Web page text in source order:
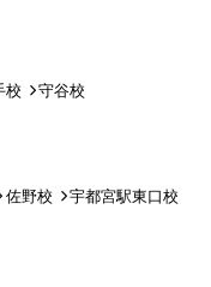
校
守谷校
佐野校 宇都宮駅東口校